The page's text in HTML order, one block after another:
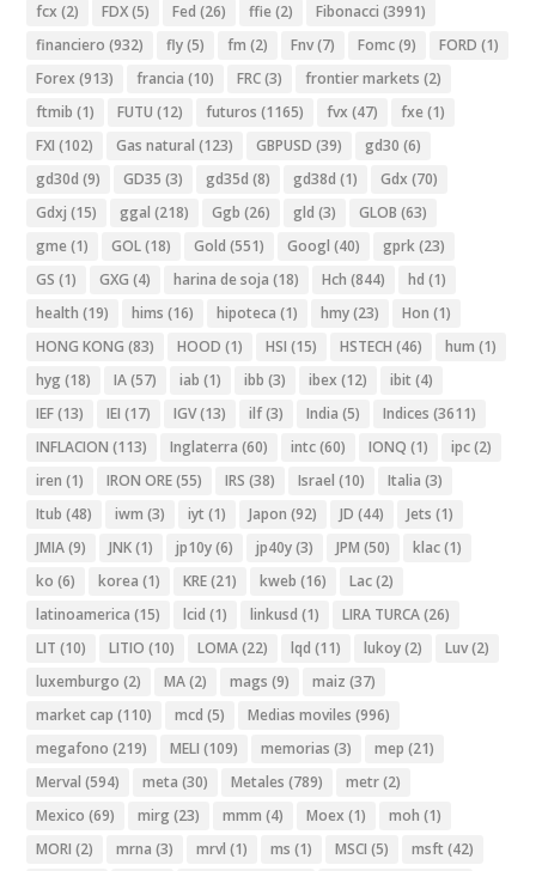
fcx (2) FDX(5) Fed (26) ffie (2) Fibonacci (3991)
financiero (932) fly(5) fm (2) Fnv(7) Fomc(9) FORD (1)
Forex (913) francia (10) FRC(3) frontier markets (2)
ftmib (1) FUTU (12) futuros (1165) fvx (47) fxe (1)
FXI (102) Gas natural (123) GBPUSD (39) gd30 (6)
gd30d (9) GD35 (3) gd35d (8) gd38d (1) Gdx (70)
Gdxj (15) ggal (218) Ggb (26) gld (3) GLOB (63)
gme (1) GOL(18) Gold (551) Googl (40) gprk(23)
GS (1) GXG (4) harina de soja (18) Hch (844) hd (1)
health (19) hims (16) hipoteca (1) hmy(23) Hon (1)
HONG KONG (83) HOOD (1) HSI (15) HSTECH (46) hum (1)
hyg (18) IA(57) iab (1) ibb (3) ibex (12) ibit (4)
IEF(13) IEI (17) IGV(13) ilf(3) India (5) Indices (3611)
INFLACION (113) Inglaterra (60) intc(60) IONQ (1) ipc(2)
iren (1) IRON ORE(55) IRS (38) Israel (10) Italia (3)
Itub (48) iwm (3) iyt (1) Japon (92) JD (44) Jets (1)
JMIA(9) JNK(1) jp10y(6) jp40y(3) JPM (50) klac(1)
ko (6) korea (1) KRE(21) kweb (16) Lac(2)
latinoamerica (15) lcid (1) linkusd (1) LIRA TURCA(26)
LIT (10) LITIO (10) LOMA(22) lqd (11) lukoy(2) Luv(2)
luxemburgo (2) MA(2) mags (9) maiz (37)
market cap (110) mcd (5) Medias moviles (996)
megafono (219) MELI (109) memorias (3) mep (21)
Merval (594) meta (30) Metales (789) metr(2)
Mexico (69) mirg (23) mmm (4) Moex (1) moh (1)
MORI (2) mrna (3) mrvl (1) ms (1) MSCI (5) msft (42)